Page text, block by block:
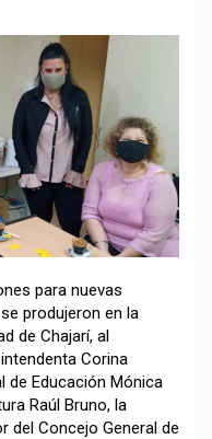
para nuevas
produjeron en la
de Chajarí, al
Corina
de Educación Mónica
Raúl Bruno, la
del Concejo General de